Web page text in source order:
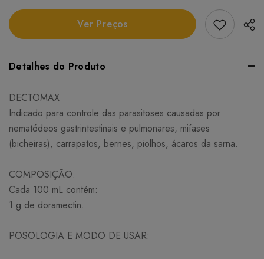
Ver Preços Add
Detalhes do Produto
DECTOMAX
Indicado para controle das parasitoses causadas por
nematódeos gastrintestinais e pulmonares, miíases
(bicheiras), carrapatos, bernes, piolhos, ácaros da sarna.
COMPOSIÇÃO:
Cada 100 mL contém:
1 g de doramectin.
POSOLOGIA E MODO DE USAR: